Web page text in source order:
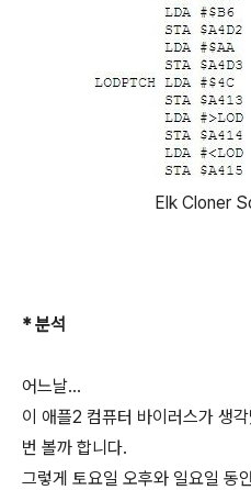
Elk Cloner
* 분석
어느날...
이 애플2 컴퓨터 바이러스가 생
번 볼까 합니다.
그렇게 토요일 오후와 일요일 동